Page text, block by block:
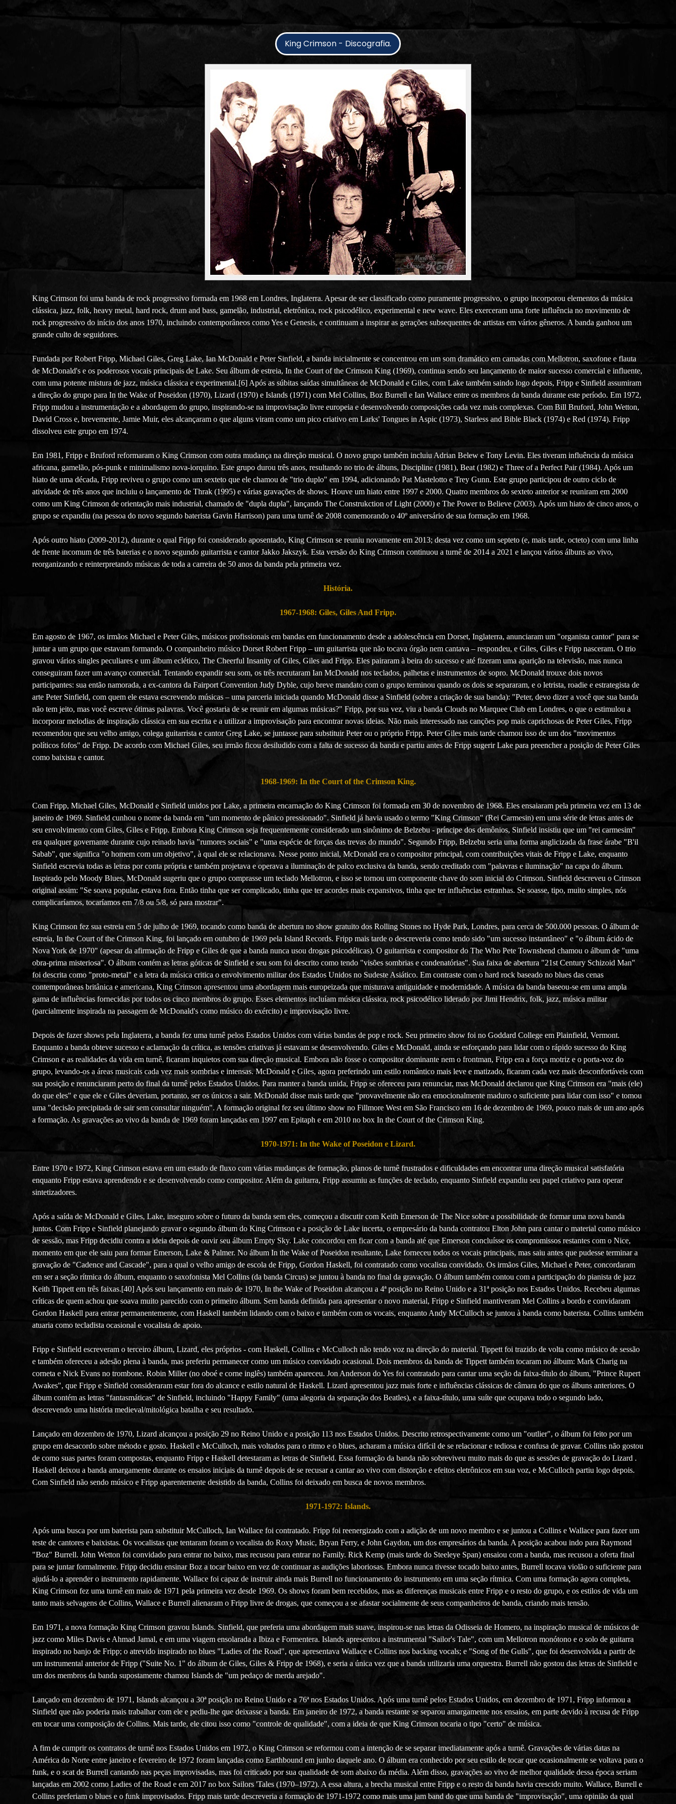
King Crimson - Discografia.
King Crimson foi uma banda de rock progressivo formada em 1968 em Londres, Inglaterra. Apesar de ser classificado como puramente progressivo, o grupo incorporou elementos da música
clássica, jazz, folk, heavy metal, hard rock, drum and bass, gamelão, industrial, eletrônica, rock psicodélico, experimental e new wave. Eles exerceram uma forte influência no movimento de
rock progressivo do início dos anos 1970, incluindo contemporâneos como Yes e Genesis, e continuam a inspirar as gerações subsequentes de artistas em vários gêneros. A banda ganhou um
grande culto de seguidores.
Fundada por Robert Fripp, Michael Giles, Greg Lake, Ian McDonald e Peter Sinfield, a banda inicialmente se concentrou em um som dramático em camadas com Mellotron, saxofone e flauta
de McDonald's e os poderosos vocais principais de Lake. Seu álbum de estreia, In the Court of the Crimson King (1969), continua sendo seu lançamento de maior sucesso comercial e influente,
com uma potente mistura de jazz, música clássica e experimental.[6] Após as súbitas saídas simultâneas de McDonald e Giles, com Lake também saindo logo depois, Fripp e Sinfield assumiram
a direção do grupo para In the Wake of Poseidon (1970), Lizard (1970) e Islands (1971) com Mel Collins, Boz Burrell e Ian Wallace entre os membros da banda durante este período. Em 1972,
Fripp mudou a instrumentação e a abordagem do grupo, inspirando-se na improvisação livre europeia e desenvolvendo composições cada vez mais complexas. Com Bill Bruford, John Wetton,
David Cross e, brevemente, Jamie Muir, eles alcançaram o que alguns viram como um pico criativo em Larks' Tongues in Aspic (1973), Starless and Bible Black (1974) e Red (1974). Fripp
dissolveu este grupo em 1974.
Em 1981, Fripp e Bruford reformaram o King Crimson com outra mudança na direção musical. O novo grupo também incluiu Adrian Belew e Tony Levin. Eles tiveram influência da música
africana, gamelão, pós-punk e minimalismo nova-iorquino. Este grupo durou três anos, resultando no trio de álbuns, Discipline (1981), Beat (1982) e Three of a Perfect Pair (1984). Após um
hiato de uma década, Fripp reviveu o grupo como um sexteto que ele chamou de "trio duplo" em 1994, adicionando Pat Mastelotto e Trey Gunn. Este grupo participou de outro ciclo de
atividade de três anos que incluiu o lançamento de Thrak (1995) e várias gravações de shows. Houve um hiato entre 1997 e 2000. Quatro membros do sexteto anterior se reuniram em 2000
como um King Crimson de orientação mais industrial, chamado de "dupla dupla", lançando The Construkction of Light (2000) e The Power to Believe (2003). Após um hiato de cinco anos, o
grupo se expandiu (na pessoa do novo segundo baterista Gavin Harrison) para uma turnê de 2008 comemorando o 40º aniversário de sua formação em 1968.
Após outro hiato (2009-2012), durante o qual Fripp foi considerado aposentado, King Crimson se reuniu novamente em 2013; desta vez como um septeto (e, mais tarde, octeto) com uma linha
de frente incomum de três baterias e o novo segundo guitarrista e cantor Jakko Jakszyk. Esta versão do King Crimson continuou a turnê de 2014 a 2021 e lançou vários álbuns ao vivo,
reorganizando e reinterpretando músicas de toda a carreira de 50 anos da banda pela primeira vez.
História.
1967-1968: Giles, Giles And Fripp.
Em agosto de 1967, os irmãos Michael e Peter Giles, músicos profissionais em bandas em funcionamento desde a adolescência em Dorset, Inglaterra, anunciaram um "organista cantor" para se
juntar a um grupo que estavam formando. O companheiro músico Dorset Robert Fripp – um guitarrista que não tocava órgão nem cantava – respondeu, e Giles, Giles e Fripp nasceram. O trio
gravou vários singles peculiares e um álbum eclético, The Cheerful Insanity of Giles, Giles and Fripp. Eles pairaram à beira do sucesso e até fizeram uma aparição na televisão, mas nunca
conseguiram fazer um avanço comercial. Tentando expandir seu som, os três recrutaram Ian McDonald nos teclados, palhetas e instrumentos de sopro. McDonald trouxe dois novos
participantes: sua então namorada, a ex-cantora da Fairport Convention Judy Dyble, cujo breve mandato com o grupo terminou quando os dois se separaram, e o letrista, roadie e estrategista de
arte Peter Sinfield, com quem ele estava escrevendo músicas – uma parceria iniciada quando McDonald disse a Sinfield (sobre a criação de sua banda): "Peter, devo dizer a você que sua banda
não tem jeito, mas você escreve ótimas palavras. Você gostaria de se reunir em algumas músicas?" Fripp, por sua vez, viu a banda Clouds no Marquee Club em Londres, o que o estimulou a
incorporar melodias de inspiração clássica em sua escrita e a utilizar a improvisação para encontrar novas ideias. Não mais interessado nas canções pop mais caprichosas de Peter Giles, Fripp
recomendou que seu velho amigo, colega guitarrista e cantor Greg Lake, se juntasse para substituir Peter ou o próprio Fripp. Peter Giles mais tarde chamou isso de um dos "movimentos
políticos fofos" de Fripp. De acordo com Michael Giles, seu irmão ficou desiludido com a falta de sucesso da banda e partiu antes de Fripp sugerir Lake para preencher a posição de Peter Giles
como baixista e cantor.
1968-1969: In the Court of the Crimson King.
Com Fripp, Michael Giles, McDonald e Sinfield unidos por Lake, a primeira encarnação do King Crimson foi formada em 30 de novembro de 1968. Eles ensaiaram pela primeira vez em 13 de
janeiro de 1969. Sinfield cunhou o nome da banda em "um momento de pânico pressionado". Sinfield já havia usado o termo "King Crimson" (Rei Carmesin) em uma série de letras antes de
seu envolvimento com Giles, Giles e Fripp. Embora King Crimson seja frequentemente considerado um sinônimo de Belzebu - príncipe dos demônios, Sinfield insistiu que um "rei carmesim"
era qualquer governante durante cujo reinado havia "rumores sociais" e "uma espécie de forças das trevas do mundo". Segundo Fripp, Belzebu seria uma forma anglicizada da frase árabe "B'il
Sabab", que significa "o homem com um objetivo", à qual ele se relacionava. Nesse ponto inicial, McDonald era o compositor principal, com contribuições vitais de Fripp e Lake, enquanto
Sinfield escrevia todas as letras por conta própria e também projetava e operava a iluminação de palco exclusiva da banda, sendo creditado com "palavras e iluminação" na capa do álbum.
Inspirado pelo Moody Blues, McDonald sugeriu que o grupo comprasse um teclado Mellotron, e isso se tornou um componente chave do som inicial do Crimson. Sinfield descreveu o Crimson
original assim: "Se soava popular, estava fora. Então tinha que ser complicado, tinha que ter acordes mais expansivos, tinha que ter influências estranhas. Se soasse, tipo, muito simples, nós
complicaríamos, tocaríamos em 7/8 ou 5/8, só para mostrar".
King Crimson fez sua estreia em 5 de julho de 1969, tocando como banda de abertura no show gratuito dos Rolling Stones no Hyde Park, Londres, para cerca de 500.000 pessoas. O álbum de
estreia, In the Court of the Crimson King, foi lançado em outubro de 1969 pela Island Records. Fripp mais tarde o descreveria como tendo sido "um sucesso instantâneo" e "o álbum ácido de
Nova York de 1970" (apesar da afirmação de Fripp e Giles de que a banda nunca usou drogas psicodélicas). O guitarrista e compositor do The Who Pete Townshend chamou o álbum de "uma
obra-prima misteriosa". O álbum contém as letras góticas de Sinfield e seu som foi descrito como tendo "visões sombrias e condenatórias". Sua faixa de abertura "21st Century Schizoid Man"
foi descrita como "proto-metal" e a letra da música critica o envolvimento militar dos Estados Unidos no Sudeste Asiático. Em contraste com o hard rock baseado no blues das cenas
contemporâneas britânica e americana, King Crimson apresentou uma abordagem mais europeizada que misturava antiguidade e modernidade. A música da banda baseou-se em uma ampla
gama de influências fornecidas por todos os cinco membros do grupo. Esses elementos incluíam música clássica, rock psicodélico liderado por Jimi Hendrix, folk, jazz, música militar
(parcialmente inspirada na passagem de McDonald's como músico do exército) e improvisação livre.
Depois de fazer shows pela Inglaterra, a banda fez uma turnê pelos Estados Unidos com várias bandas de pop e rock. Seu primeiro show foi no Goddard College em Plainfield, Vermont.
Enquanto a banda obteve sucesso e aclamação da crítica, as tensões criativas já estavam se desenvolvendo. Giles e McDonald, ainda se esforçando para lidar com o rápido sucesso do King
Crimson e as realidades da vida em turnê, ficaram inquietos com sua direção musical. Embora não fosse o compositor dominante nem o frontman, Fripp era a força motriz e o porta-voz do
grupo, levando-os a áreas musicais cada vez mais sombrias e intensas. McDonald e Giles, agora preferindo um estilo romântico mais leve e matizado, ficaram cada vez mais desconfortáveis com
sua posição e renunciaram perto do final da turnê pelos Estados Unidos. Para manter a banda unida, Fripp se ofereceu para renunciar, mas McDonald declarou que King Crimson era "mais (ele)
do que eles" e que ele e Giles deveriam, portanto, ser os únicos a sair. McDonald disse mais tarde que "provavelmente não era emocionalmente maduro o suficiente para lidar com isso" e tomou
uma "decisão precipitada de sair sem consultar ninguém". A formação original fez seu último show no Fillmore West em São Francisco em 16 de dezembro de 1969, pouco mais de um ano após
a formação. As gravações ao vivo da banda de 1969 foram lançadas em 1997 em Epitaph e em 2010 no box In the Court of the Crimson King.
1970-1971: In the Wake of Poseidon e Lizard.
Entre 1970 e 1972, King Crimson estava em um estado de fluxo com várias mudanças de formação, planos de turnê frustrados e dificuldades em encontrar uma direção musical satisfatória
enquanto Fripp estava aprendendo e se desenvolvendo como compositor. Além da guitarra, Fripp assumiu as funções de teclado, enquanto Sinfield expandiu seu papel criativo para operar
sintetizadores.
Após a saída de McDonald e Giles, Lake, inseguro sobre o futuro da banda sem eles, começou a discutir com Keith Emerson de The Nice sobre a possibilidade de formar uma nova banda
juntos. Com Fripp e Sinfield planejando gravar o segundo álbum do King Crimson e a posição de Lake incerta, o empresário da banda contratou Elton John para cantar o material como músico
de sessão, mas Fripp decidiu contra a ideia depois de ouvir seu álbum Empty Sky. Lake concordou em ficar com a banda até que Emerson concluísse os compromissos restantes com o Nice,
momento em que ele saiu para formar Emerson, Lake & Palmer. No álbum In the Wake of Poseidon resultante, Lake forneceu todos os vocais principais, mas saiu antes que pudesse terminar a
gravação de "Cadence and Cascade", para a qual o velho amigo de escola de Fripp, Gordon Haskell, foi contratado como vocalista convidado. Os irmãos Giles, Michael e Peter, concordaram
em ser a seção rítmica do álbum, enquanto o saxofonista Mel Collins (da banda Circus) se juntou à banda no final da gravação. O álbum também contou com a participação do pianista de jazz
Keith Tippett em três faixas.[40] Após seu lançamento em maio de 1970, In the Wake of Poseidon alcançou a 4ª posição no Reino Unido e a 31ª posição nos Estados Unidos. Recebeu algumas
críticas de quem achou que soava muito parecido com o primeiro álbum. Sem banda definida para apresentar o novo material, Fripp e Sinfield mantiveram Mel Collins a bordo e convidaram
Gordon Haskell para entrar permanentemente, com Haskell também lidando com o baixo e também com os vocais, enquanto Andy McCulloch se juntou à banda como baterista. Collins também
atuaria como tecladista ocasional e vocalista de apoio.
Fripp e Sinfield escreveram o terceiro álbum, Lizard, eles próprios - com Haskell, Collins e McCulloch não tendo voz na direção do material. Tippett foi trazido de volta como músico de sessão
e também ofereceu a adesão plena à banda, mas preferiu permanecer como um músico convidado ocasional. Dois membros da banda de Tippett também tocaram no álbum: Mark Charig na
corneta e Nick Evans no trombone. Robin Miller (no oboé e corne inglês) também apareceu. Jon Anderson do Yes foi contratado para cantar uma seção da faixa-título do álbum, "Prince Rupert
Awakes", que Fripp e Sinfield consideraram estar fora do alcance e estilo natural de Haskell. Lizard apresentou jazz mais forte e influências clássicas de câmara do que os álbuns anteriores. O
álbum contém as letras "fantasmáticas" de Sinfield, incluindo "Happy Family" (uma alegoria da separação dos Beatles), e a faixa-título, uma suíte que ocupava todo o segundo lado,
descrevendo uma história medieval/mitológica batalha e seu resultado.
Lançado em dezembro de 1970, Lizard alcançou a posição 29 no Reino Unido e a posição 113 nos Estados Unidos. Descrito retrospectivamente como um "outlier", o álbum foi feito por um
grupo em desacordo sobre método e gosto. Haskell e McCulloch, mais voltados para o ritmo e o blues, acharam a música difícil de se relacionar e tediosa e confusa de gravar. Collins não gostou
de como suas partes foram compostas, enquanto Fripp e Haskell detestaram as letras de Sinfield. Essa formação da banda não sobreviveu muito mais do que as sessões de gravação do Lizard .
Haskell deixou a banda amargamente durante os ensaios iniciais da turnê depois de se recusar a cantar ao vivo com distorção e efeitos eletrônicos em sua voz, e McCulloch partiu logo depois.
Com Sinfield não sendo músico e Fripp aparentemente desistido da banda, Collins foi deixado em busca de novos membros.
1971-1972: Islands.
Após uma busca por um baterista para substituir McCulloch, Ian Wallace foi contratado. Fripp foi reenergizado com a adição de um novo membro e se juntou a Collins e Wallace para fazer um
teste de cantores e baixistas. Os vocalistas que tentaram foram o vocalista do Roxy Music, Bryan Ferry, e John Gaydon, um dos empresários da banda. A posição acabou indo para Raymond
"Boz" Burrell. John Wetton foi convidado para entrar no baixo, mas recusou para entrar no Family. Rick Kemp (mais tarde do Steeleye Span) ensaiou com a banda, mas recusou a oferta final
para se juntar formalmente. Fripp decidiu ensinar Boz a tocar baixo em vez de continuar as audições laboriosas. Embora nunca tivesse tocado baixo antes, Burrell tocava violão o suficiente para
ajudá-lo a aprender o instrumento rapidamente. Wallace foi capaz de instruir ainda mais Burrell no funcionamento do instrumento em uma seção rítmica. Com uma formação agora completa,
King Crimson fez uma turnê em maio de 1971 pela primeira vez desde 1969. Os shows foram bem recebidos, mas as diferenças musicais entre Fripp e o resto do grupo, e os estilos de vida um
tanto mais selvagens de Collins, Wallace e Burrell alienaram o Fripp livre de drogas, que começou a se afastar socialmente de seus companheiros de banda, criando mais tensão.
Em 1971, a nova formação King Crimson gravou Islands. Sinfield, que preferia uma abordagem mais suave, inspirou-se nas letras da Odisseia de Homero, na inspiração musical de músicos de
jazz como Miles Davis e Ahmad Jamal, e em uma viagem ensolarada a Ibiza e Formentera. Islands apresentou a instrumental "Sailor's Tale", com um Mellotron monótono e o solo de guitarra
inspirado no banjo de Fripp; o atrevido inspirado no blues "Ladies of the Road", que apresentava Wallace e Collins nos backing vocals; e "Song of the Gulls", que foi desenvolvida a partir de
um instrumental anterior de Fripp ("Suite No. 1" do álbum de Giles, Giles & Fripp de 1968), e seria a única vez que a banda utilizaria uma orquestra. Burrell não gostou das letras de Sinfield e
um dos membros da banda supostamente chamou Islands de "um pedaço de merda arejado".
Lançado em dezembro de 1971, Islands alcançou a 30ª posição no Reino Unido e a 76ª nos Estados Unidos. Após uma turnê pelos Estados Unidos, em dezembro de 1971, Fripp informou a
Sinfield que não poderia mais trabalhar com ele e pediu-lhe que deixasse a banda. Em janeiro de 1972, a banda restante se separou amargamente nos ensaios, em parte devido à recusa de Fripp
em tocar uma composição de Collins. Mais tarde, ele citou isso como "controle de qualidade", com a ideia de que King Crimson tocaria o tipo "certo" de música.
A fim de cumprir os contratos de turnê nos Estados Unidos em 1972, o King Crimson se reformou com a intenção de se separar imediatamente após a turnê. Gravações de várias datas na
América do Norte entre janeiro e fevereiro de 1972 foram lançadas como Earthbound em junho daquele ano. O álbum era conhecido por seu estilo de tocar que ocasionalmente se voltava para o
funk, e o scat de Burrell cantando nas peças improvisadas, mas foi criticado por sua qualidade de som abaixo da média. Além disso, gravações ao vivo de melhor qualidade dessa época seriam
lançadas em 2002 como Ladies of the Road e em 2017 no box Sailors 'Tales (1970–1972). A essa altura, a brecha musical entre Fripp e o resto da banda havia crescido muito. Wallace, Burrell e
Collins preferiam o blues e o funk improvisados. Fripp mais tarde descreveria a formação de 1971-1972 como mais uma jam band do que uma banda de "improvisação", uma opinião da qual